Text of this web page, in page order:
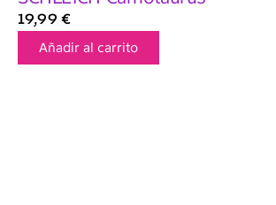
19,99 €
Añadir al carrito